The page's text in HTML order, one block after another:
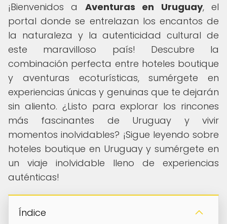
¡Bienvenidos a Aventuras en Uruguay, el
portal donde se entrelazan los encantos de
la naturaleza y la autenticidad cultural de
este maravilloso país! Descubre la
combinación perfecta entre hoteles boutique
y aventuras ecoturísticas, sumérgete en
experiencias únicas y genuinas que te dejarán
sin aliento. ¿Listo para explorar los rincones
más fascinantes de Uruguay y vivir
momentos inolvidables? ¡Sigue leyendo sobre
hoteles boutique en Uruguay y sumérgete en
un viaje inolvidable lleno de experiencias
auténticas!
Índice